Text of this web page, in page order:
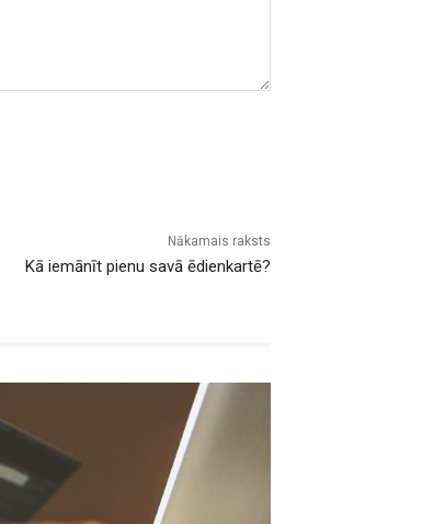
Nākamais raksts
Kā iemānīt pienu savā ēdienkartē?